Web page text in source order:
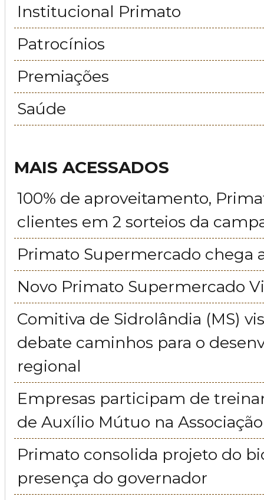
Institucional Primato
Patrocínios
Premiações
Saúde
MAIS ACESSADOS
100% de aproveitamento,
clientes em 2 sorteios da
Primato Supermercado chega
Novo Primato Supermercado
Comitiva de Sidrolândia (MS)
debate caminhos para o
regional
Empresas participam de
de Auxílio Mútuo na
Primato consolida projeto do
presença do governador